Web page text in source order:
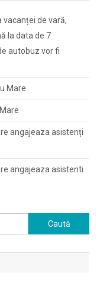
de vară,
la data de 7
autobuz vor fi
Mare
angajeaza asistenți
angajeaza asistenti
Caută
după: